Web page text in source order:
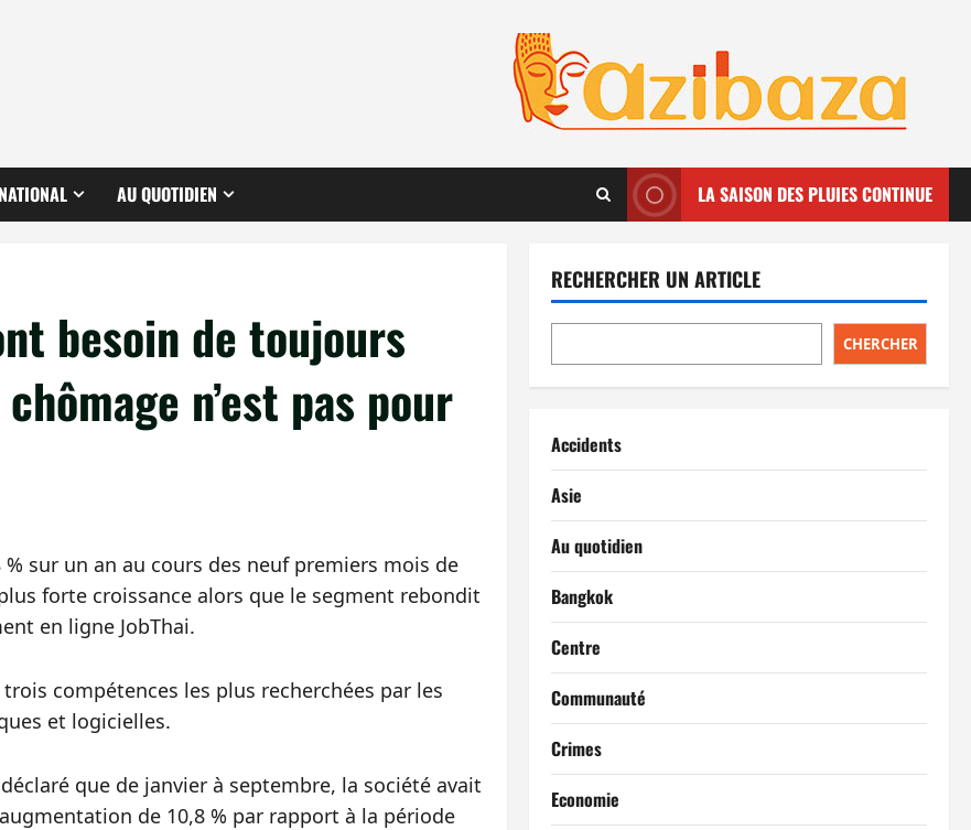
AU QUOTIDIEN LA SAISON DES PLUIES CONTINUE
besoin de toujours
n’est pas pour
sur un an au cours des neuf premiers mois de
forte croissance alors que le segment rebondit
en ligne JobThai.
compétences les plus recherchées par les
et logicielles.
que de janvier à septembre, la société avait
de 10,8 % par rapport à la période
RECHERCHER UN ARTICLE
CHERCHER
Accidents
Asie
Au quotidien
Bangkok
Centre
Communauté
Crimes
Economie